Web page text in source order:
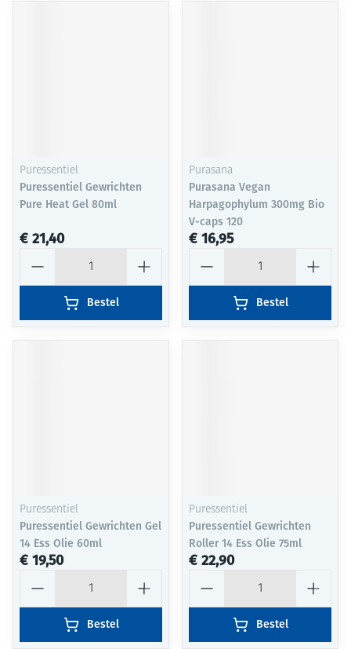
Puressentiel
Puressentiel Gewrichten
Pure Heat Gel 80ml
€ 21,40
Bestel
Purasana
Purasana Vegan
Harpagophylum 300mg Bio
V-caps 120
€ 16,95
Bestel
Puressentiel
Puressentiel Gewrichten Gel
14 Ess Olie 60ml
€ 19,50
Bestel
Puressentiel
Puressentiel Gewrichten
Roller 14 Ess Olie 75ml
€ 22,90
Bestel